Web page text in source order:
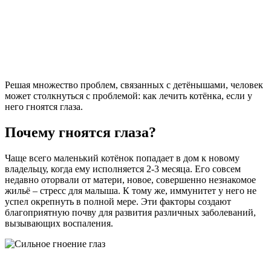
Решая множество проблем, связанных с детёнышами, человек
может столкнуться с проблемой: как лечить котёнка, если у
него гноятся глаза.
Почему гноятся глаза?
Чаще всего маленький котёнок попадает в дом к новому
владельцу, когда ему исполняется 2-3 месяца. Его совсем
недавно оторвали от матери, новое, совершенно незнакомое
жильё – стресс для малыша. К тому же, иммунитет у него не
успел окрепнуть в полной мере. Эти факторы создают
благоприятную почву для развития различных заболеваний,
вызывающих воспаления.